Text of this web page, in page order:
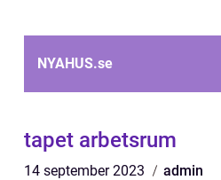
NYAHUS.se
tapet arbetsrum
14 september 2023 admin